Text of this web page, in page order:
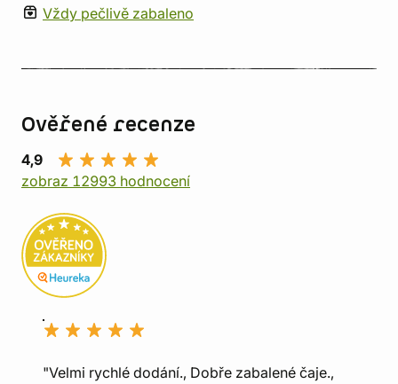
Vždy pečlivě zabaleno
Ověřené recenze
4,9
zobraz 12993 hodnocení
"Velmi rychlé dodání., Dobře zabalené čaje.,